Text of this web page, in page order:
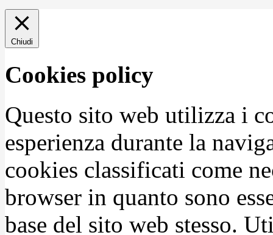
Chiudi
Cookies policy
Questo sito web utilizza i
esperienza durante la
cookies classificati come
browser in quanto sono
base del sito web stesso.